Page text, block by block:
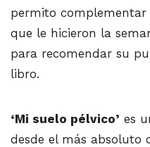
permito complementar
que le hicieron la
para recomendar su
libro.
‘Mi suelo pélvico’ es
desde el más absoluto